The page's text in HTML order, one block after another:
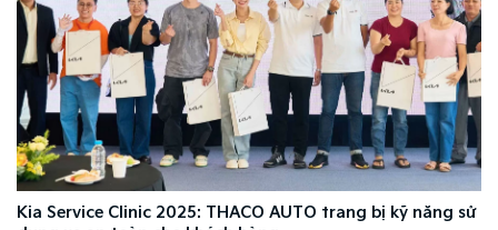
Kia Service Clinic 2025: THACO AUTO trang bị kỹ năng sử